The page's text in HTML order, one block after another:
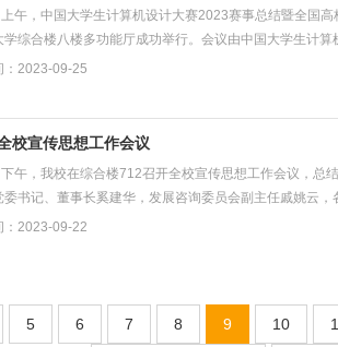
午，中国大学生计算机设计大赛2023赛事总结暨全国
学综合楼八楼多功能厅成功举行。会议由中国大学生计
江广厦建设职业技术大学共同举办。东阳市副市...
：2023-09-25
校宣传思想工作会议
午，我校在综合楼712召开全校宣传思想工作会议，总
委书记、董事长奚建华，发展咨询委员会副主任戚姚云
。会议由校党委委员、宣传部部长林春蕾主持。...
：2023-09-22
5 6 7 8 9 10